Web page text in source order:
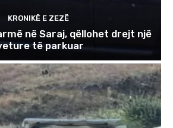
KRONIKË E ZEZË
në Saraj, qëllohet drejt një
të parkuar